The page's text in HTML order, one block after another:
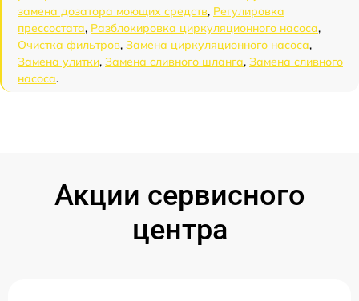
замена дозатора моющих средств, Регулировка
прессостата, Разблокировка циркуляционного насоса,
Очистка фильтров, Замена циркуляционного насоса,
Замена улитки, Замена сливного шланга, Замена сливного
насоса.
Акции сервисного
центра